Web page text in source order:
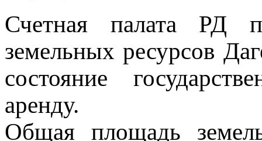
Счетная палата РД
земельных ресурсов
состояние
аренду.
Общая площадь